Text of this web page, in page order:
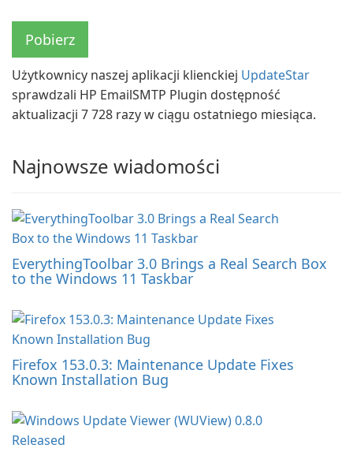
Pobierz
Użytkownicy naszej aplikacji klienckiej UpdateStar
sprawdzali HP EmailSMTP Plugin dostępność
aktualizacji 7 728 razy w ciągu ostatniego miesiąca.
Najnowsze wiadomości
EverythingToolbar 3.0 Brings a Real Search Box
to the Windows 11 Taskbar
Firefox 153.0.3: Maintenance Update Fixes
Known Installation Bug